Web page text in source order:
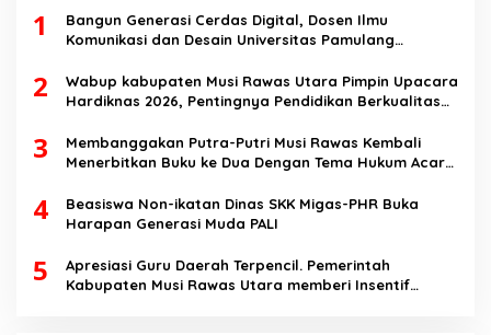
1
Bangun Generasi Cerdas Digital, Dosen Ilmu
Komunikasi dan Desain Universitas Pamulang
Speech di SMK Ikhlas Jawilan
2
Wabup kabupaten Musi Rawas Utara Pimpin Upacara
Hardiknas 2026, Pentingnya Pendidikan Berkualitas
3
Membanggakan Putra-Putri Musi Rawas Kembali
Menerbitkan Buku ke Dua Dengan Tema Hukum Acara
4
Beasiswa Non-ikatan Dinas SKK Migas-PHR Buka
Harapan Generasi Muda PALI
5
Apresiasi Guru Daerah Terpencil. Pemerintah
Kabupaten Musi Rawas Utara memberi Insentif